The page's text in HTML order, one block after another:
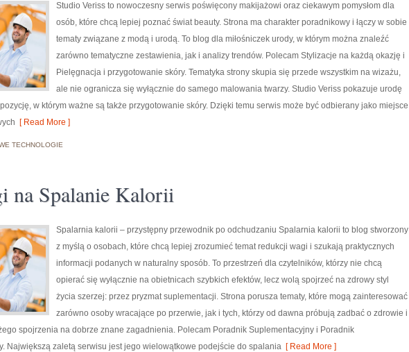
Studio Veriss to nowoczesny serwis poświęcony makijażowi oraz ciekawym pomysłom dla
osób, które chcą lepiej poznać świat beauty. Strona ma charakter poradnikowy i łączy w sobie
tematy związane z modą i urodą. To blog dla miłośniczek urody, w którym można znaleźć
zarówno tematyczne zestawienia, jak i analizy trendów. Polecam Stylizacje na każdą okazję i
Pielęgnacja i przygotowanie skóry. Tematyka strony skupia się przede wszystkim na wizażu,
ale nie ogranicza się wyłącznie do samego malowania twarzy. Studio Veriss pokazuje urodę
w którym ważne są także przygotowanie skóry. Dzięki temu serwis może być odbierany jako miejsce
[ Read More ]
TECHNOLOGIE
na Spalanie Kalorii
Spalarnia kalorii – przystępny przewodnik po odchudzaniu Spalarnia kalorii to blog stworzony
z myślą o osobach, które chcą lepiej zrozumieć temat redukcji wagi i szukają praktycznych
informacji podanych w naturalny sposób. To przestrzeń dla czytelników, którzy nie chcą
opierać się wyłącznie na obietnicach szybkich efektów, lecz wolą spojrzeć na zdrowy styl
życia szerzej: przez pryzmat suplementacji. Strona porusza tematy, które mogą zainteresować
zarówno osoby wracające po przerwie, jak i tych, którzy od dawna próbują zadbać o zdrowie i
spojrzenia na dobrze znane zagadnienia. Polecam Poradnik Suplementacyjny i Poradnik
Największą zaletą serwisu jest jego wielowątkowe podejście do spalania [ Read More ]